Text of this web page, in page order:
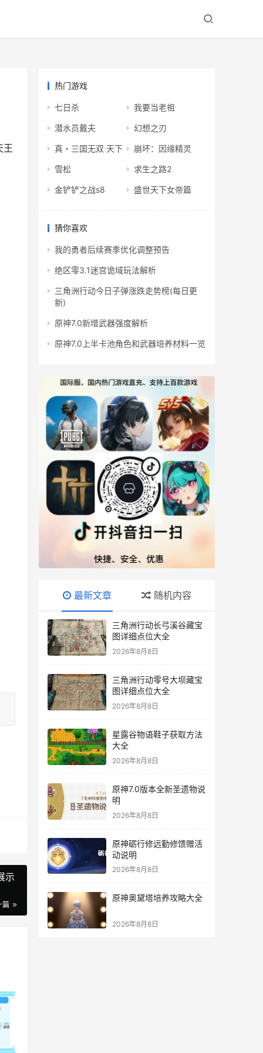
王
示
篇
热门游戏
七日杀 我要当老祖
潜水员戴夫 幻想之刃
真・三国无双 天下 崩坏：因缘精灵
雪松 求生之路2
金铲铲之战s8 盛世天下女帝篇
猜你喜欢
我的勇者后续赛季优化调整预告
绝区零3.1迷宫诡域玩法解析
三角洲行动今日子弹涨跌走势榜(每日更
新)
原神7.0新增武器强度解析
原神7.0上半卡池角色和武器培养材料一览
最新文章 随机内容
三角洲行动长弓溪谷藏宝
图详细点位大全
2026年8月8日
三角洲行动零号大坝藏宝
图详细点位大全
2026年8月8日
星露谷物语鞋子获取方法
大全
2026年8月8日
原神7.0版本全新圣遗物说
明
2026年8月8日
原神砺行修远勤修馈赠活
动说明
2026年8月8日
原神奥黛塔培养攻略大全
2026年8月8日